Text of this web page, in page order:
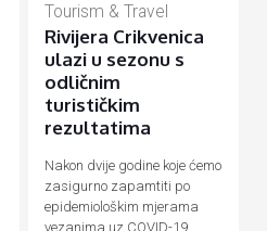
Tourism & Travel
Rivijera Crikvenica
ulazi u sezonu s
odličnim
turističkim
rezultatima
Nakon dvije godine koje ćemo
zasigurno zapamtiti po
epidemiološkim mjerama
vezanima uz COVID-19